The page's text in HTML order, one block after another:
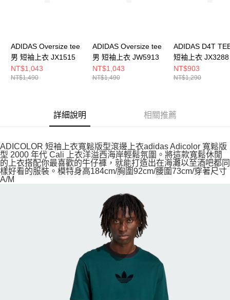
ADIDAS Oversize tee
男 短袖上衣 JX1515
NT$1,043
NT$1,490
ADIDAS Oversize tee
男 短袖上衣 JW5913
NT$1,043
NT$1,490
ADIDAS D4T
短袖上衣 JX3288
NT$903
NT$1,290
詳細說明 相關推薦
ADICOLOR 短袖上衣寬鬆版型滾邊上衣adidas Adicolor 寬鬆版
型 2000 年代 Cali 上衣洋溢西海岸輕鬆氛圍。將這款寬鬆休閒
的上衣搭配你最喜歡的牛仔褲，就能打造出在海灘以至酒吧都同
樣好看的服裝。模特身高184cm/胸圍92cm/腰圍73cm/穿著尺寸
A/M